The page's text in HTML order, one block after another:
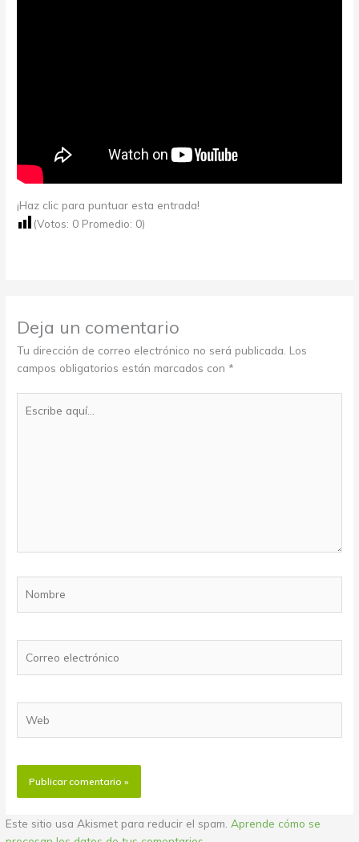
¡Haz clic para puntuar esta entrada!
(Votos: 0 Promedio: 0)
Deja un comentario
Tu dirección de correo electrónico no será publicada. Los
campos obligatorios están marcados con *
aquí...
electrónico
Este sitio usa Akismet para reducir el spam. Aprende cómo se